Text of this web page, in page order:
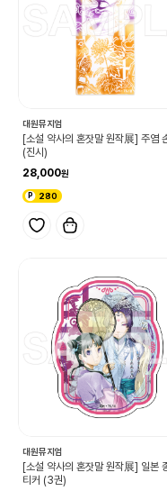
대원뮤지엄
[소설 약사의 혼잣말 원작展] 주염
(진시)
28,000
280
대원뮤지엄
[소설 약사의 혼잣말 원작展] 일본
티커 (3권)